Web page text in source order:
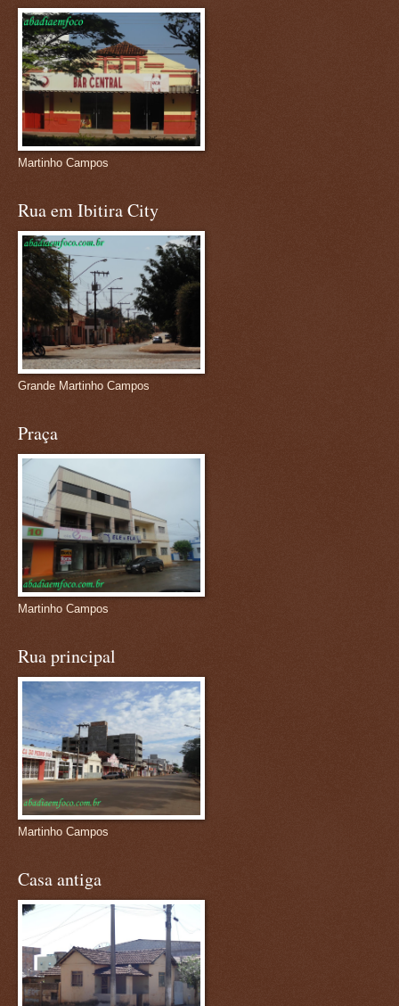
Martinho Campos
Rua em Ibitira City
Grande Martinho Campos
Praça
Martinho Campos
Rua principal
Martinho Campos
Casa antiga